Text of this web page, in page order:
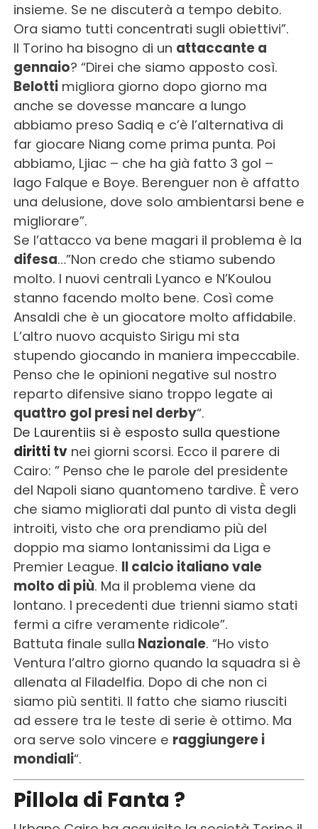
insieme. Se ne discuterà a tempo debito.
Ora siamo tutti concentrati sugli obiettivi”.
Il Torino ha bisogno di un attaccante a
gennaio? “Direi che siamo apposto così.
Belottimigliora giorno dopo giorno ma
anche se dovesse mancare a lungo
abbiamo preso Sadiq e c’è l’alternativa di
far giocare Niang come prima punta. Poi
abbiamo, Ljiac – che ha già fatto 3 gol –
Iago Falque e Boye. Berenguer non è affatto
una delusione, dove solo ambientarsi bene e
migliorare”.
Se l’attacco va bene magari il problema è la
difesa…”Non credo che stiamo subendo
molto. I nuovi centrali Lyanco e N’Koulou
stanno facendo molto bene. Così come
Ansaldi che è un giocatore molto affidabile.
L’altro nuovo acquisto Sirigu mi sta
stupendo giocando in maniera impeccabile.
Penso che le opinioni negative sul nostro
reparto difensive siano troppo legate ai
quattro gol presi nel derby“.
De Laurentiis si è esposto sulla questione
diritti tvnei giorni scorsi. Ecco il parere di
Cairo: ” Penso che le parole del presidente
del Napoli siano quantomeno tardive. È vero
che siamo migliorati dal punto di vista degli
introiti, visto che ora prendiamo più del
doppio ma siamo lontanissimi da Liga e
Premier League. Il calcio italiano vale
molto di più. Ma il problema viene da
lontano. I precedenti due trienni siamo stati
fermi a cifre veramente ridicole”.
Battuta finale sulla Nazionale. “Ho visto
Ventura l’altro giorno quando la squadra si è
allenata al Filadelfia. Dopo di che non ci
siamo più sentiti. Il fatto che siamo riusciti
ad essere tra le teste di serie è ottimo. Ma
ora serve solo vincere e raggiungere i
mondiali“.
Pillola di Fanta ?